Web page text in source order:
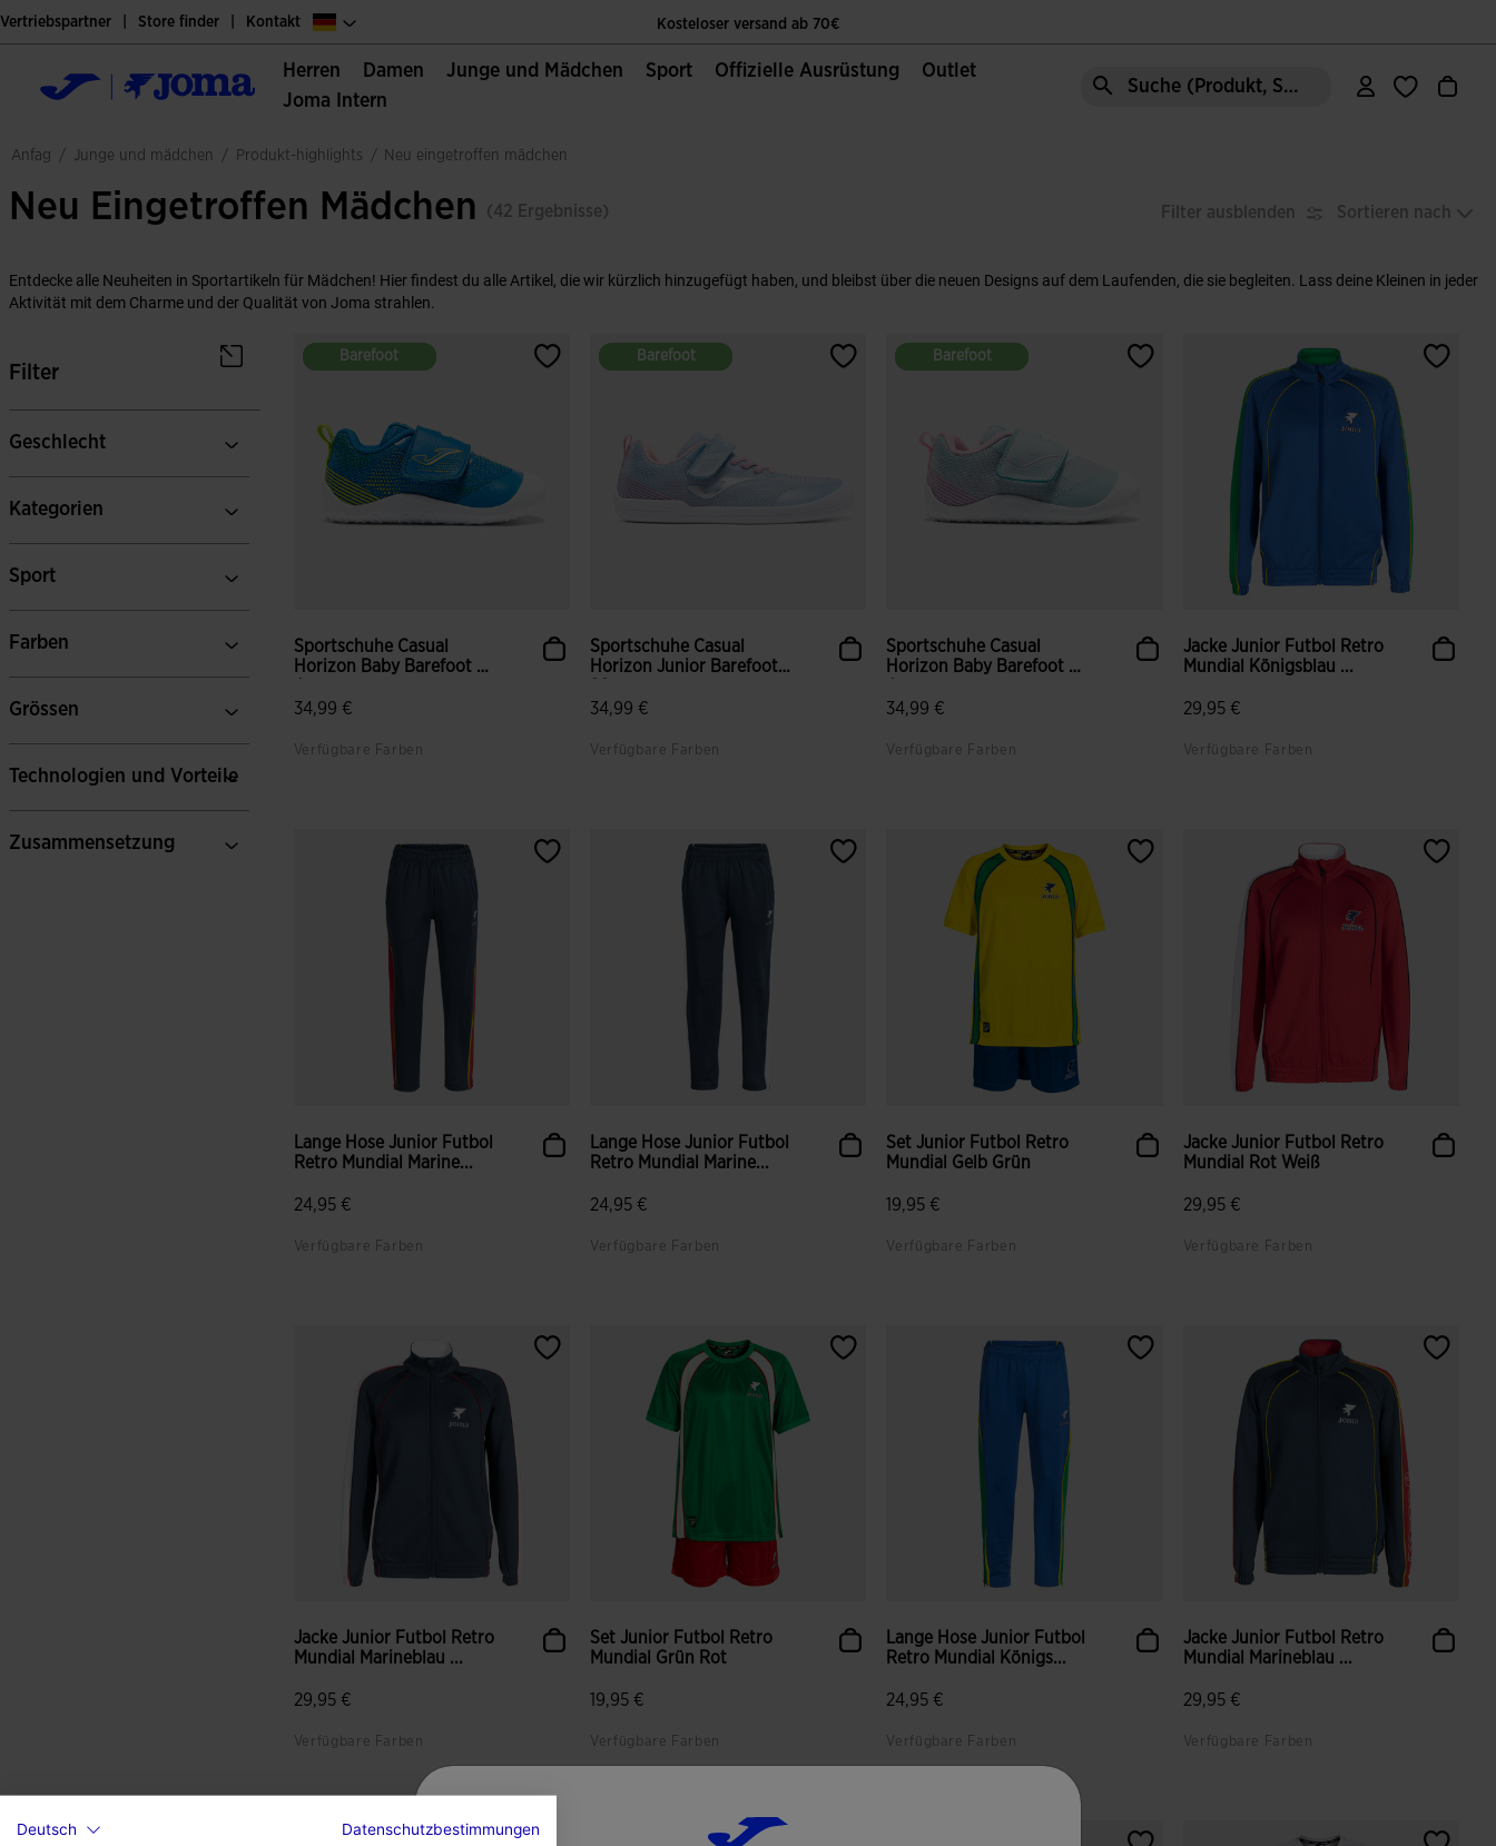
Kosteloser versand ab 70€
Die Einzige Offizielle Website von Joma Sport
Vertriebspartner Store finder Kontakt
Herren Damen Junge und Mädchen Sport Offizielle Ausrüstung
Outlet
Joma Intern
Suche (Produkt, Stil, Bereich, etc.)
anfag / junge und mädchen / produkt-highlights / neu eingetroffen mädchen
Neu Eingetroffen Mädchen (42 Ergebnisse) Filter ausblenden Sortieren nach
Entdecke alle Neuheiten in Sportartikeln für Mädchen! Hier findest du alle Artikel, die wir kürzlich hinzugefügt haben, und bleibst über die neuen Designs auf dem Laufenden, die sie begleiten. Lass deine Kleinen in jeder
Aktivität mit dem Charme und der Qualität von Joma strahlen.
Filter
Geschlecht
Kategorien
Sport
Farben
Grössen
Technologien und Vorteile
Zusammensetzung
Barefoot
Barefoot
Sportschuhe Casual
Horizon Baby Barefoot 26
34,99 €
Verfügbare Farben
Barefoot
Barefoot
Sportschuhe Casual
Horizon Junior Barefoot
34,99 €
Verfügbare Farben
Barefoot
Barefoot
Sportschuhe Casual
Horizon Baby Barefoot 26
34,99 €
Verfügbare Farben
Jacke Junior Futbol Retro
Mundial Königsblau ...
29,95 €
Verfügbare Farben
Lange Hose Junior Futbol
Retro Mundial Marine...
24,95 €
Verfügbare Farben
Lange Hose Junior Futbol
Retro Mundial Marine...
24,95 €
Verfügbare Farben
Set Junior Futbol Retro
Mundial Gelb Grün
19,95 €
Verfügbare Farben
Jacke Junior Futbol Retro
Mundial Rot Weiß
29,95 €
Verfügbare Farben
Jacke Junior Futbol Retro
Mundial Marineblau ...
29,95 €
Verfügbare Farben
Set Junior Futbol Retro
Mundial Grün Rot
19,95 €
Verfügbare Farben
Lange Hose Junior Futbol
Retro Mundial Königs...
24,95 €
Verfügbare Farben
Jacke Junior Futbol Retro
Mundial Marineblau ...
29,95 €
Verfügbare Farben
Deutsch
Datenschutzbestimmungen